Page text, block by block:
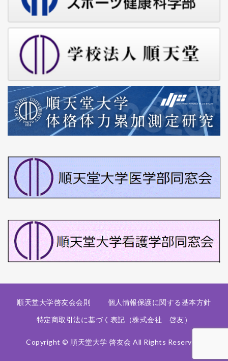
順天堂大学啓友会会則
個人情報保護に関する基本方針
特定商取引法に基づく表記（株式会社 啓友）
Copyright © 順天堂大学 啓友会 All Rights Reserved.